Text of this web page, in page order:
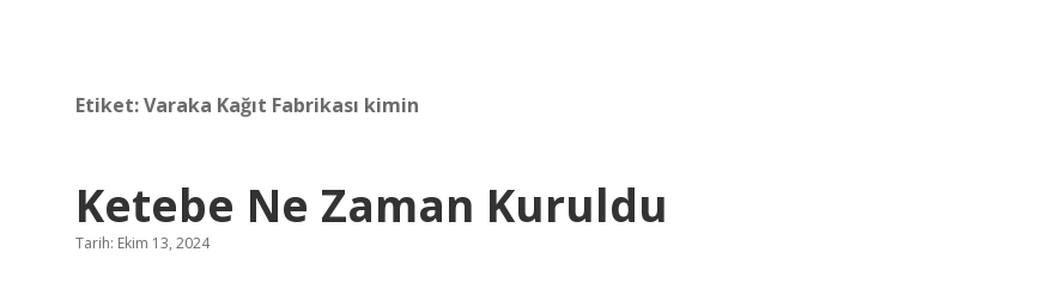
Etiket:Varaka Kağıt Fabrikası kimin
Ketebe Ne Zaman Kuruldu
Tarih: Ekim 13, 2024